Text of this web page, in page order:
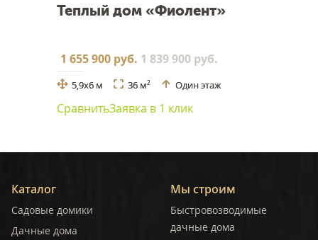
Теплый дом «Фиолент»
1 655 900 руб. 1 839 900 руб.
5,9x6 м 36 м2 Один этаж
СравнитьЗаявка в 1 клик
Каталог
Садовые домики
Дачные дома
Мы строим
Быстровозводимые
дачные дома